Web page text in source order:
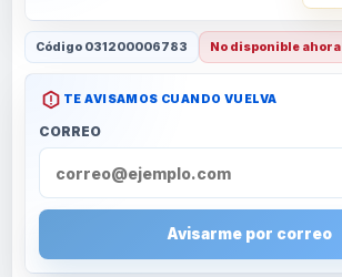
Código 031200006783 No disponible ahora
TE AVISAMOS CUANDO VUELVA
CORREO
Avisarme por correo